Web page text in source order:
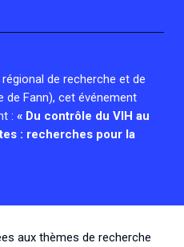
communautaires
de recherche et de
Fann), cet événement
: « Du contrôle du VIH au
: recherches pour la
aux thèmes de recherche